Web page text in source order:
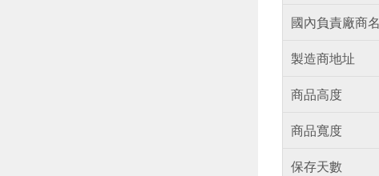
國內負責廠商
製造商地址
商品高度
商品寬度
保存天數